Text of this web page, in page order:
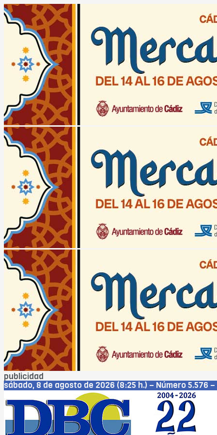
publicidad
sábado, 8 de agosto de 2026 (8:25 h.) – Número 5.576 –
Cádiz
Jerez
San Fernando
Chiclana